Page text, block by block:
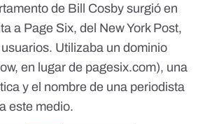
de Bill Cosby surgió en
a Page Six, del New York Post,
Utilizaba un dominio
en lugar de pagesix.com), una
y el nombre de una periodista
este medio.